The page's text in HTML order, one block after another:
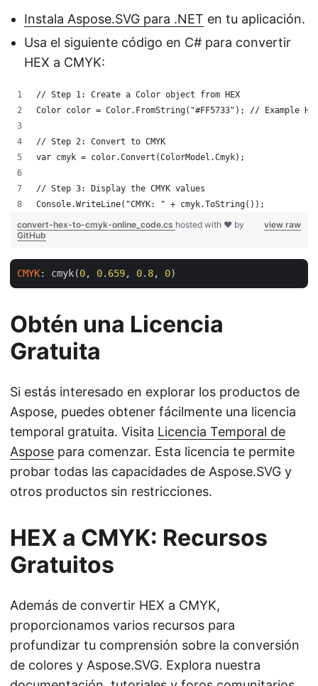
Instala Aspose.SVG para .NET en tu aplicación.
Usa el siguiente código en C# para convertir
HEX a CMYK:
// Step 1: Create a Color object from HEX
Color color = Color.FromString("#FF5733"); // Example
// Step 2: Convert to CMYK
var cmyk = color.Convert(ColorModel.Cmyk);
// Step 3: Display the CMYK values
Console.WriteLine("CMYK: " + cmyk.ToString());
view raw
convert-hex-to-cmyk-online_code.cs hosted with ❤ by
GitHub
CMYK: cmyk(0, 0. 659, 0. 8, 0
Obtén una Licencia
Gratuita
Si estás interesado en explorar los productos de
Aspose, puedes obtener fácilmente una licencia
temporal gratuita. Visita Licencia Temporal de
Aspose para comenzar. Esta licencia te permite
probar todas las capacidades de Aspose.SVG y
otros productos sin restricciones.
HEX a CMYK: Recursos
Gratuitos
Además de convertir HEX a CMYK,
proporcionamos varios recursos para
profundizar tu comprensión sobre la conversión
de colores y Aspose.SVG. Explora nuestra